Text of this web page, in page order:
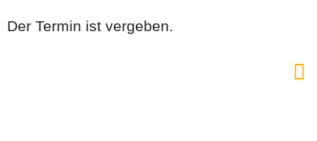
Der Termin ist vergeben.